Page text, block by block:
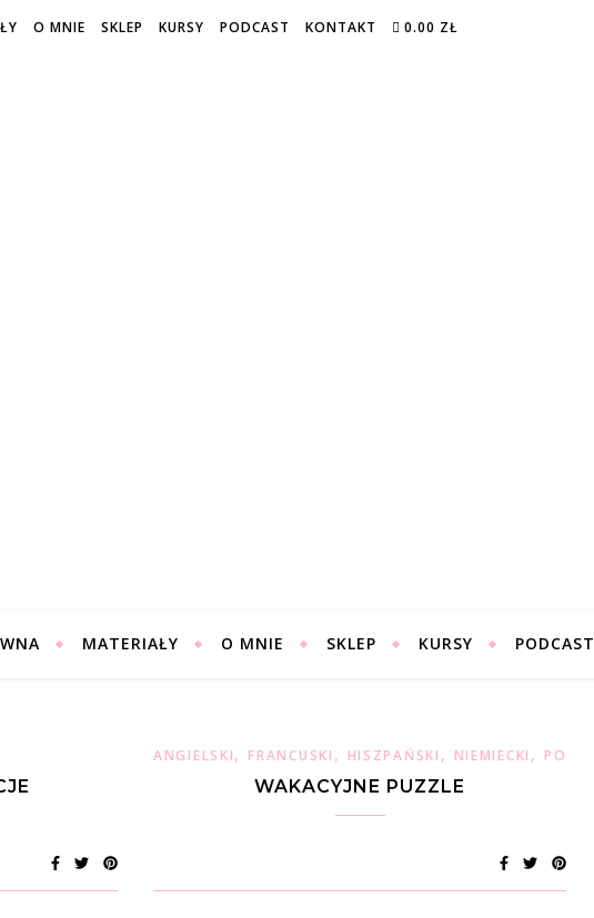
O MNIE SKLEP KURSY PODCAST KONTAKT 0.00 ZŁ
MATERIAŁY O MNIE SKLEP KURSY PODCAST
ANGIELSKI, FRANCUSKI , HISZPAŃSKI , NIEMIECKI , POLSKI
WAKACYJNE PUZZLE